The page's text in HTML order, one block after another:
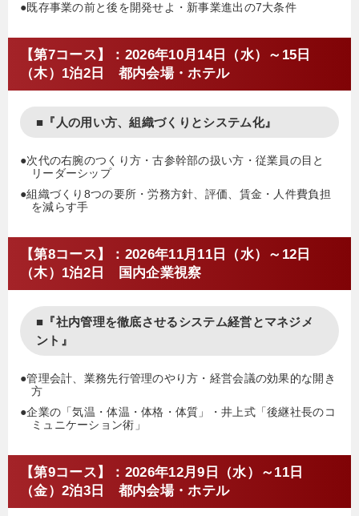
●既存事業の前と後を開発せよ・新事業進出の7大条件
【第7コース】：2026年10月14日（水）～15日
（木）1泊2日 都内会場・ホテル
■『人の用い方、組織づくりとシステム化』
●次代の右腕のつくり方・古参幹部の扱い方・従業員の目と
リーダーシップ
●組織づくり8つの要所・労務方針、評価、賃金・人件費負担
を減らす手
【第8コース】：2026年11月11日（水）～12日
（木）1泊2日 国内企業視察
■『社内管理を徹底させるシステム経営とマネジメ
ント』
●管理会計、業務先行管理のやり方・経営会議の効果的な開き
方
●企業の「気温・体温・体格・体質」・井上式「後継社長のコ
ミュニケーション術」
【第9コース】：2026年12月9日（水）～11日
（金）2泊3日 都内会場・ホテル